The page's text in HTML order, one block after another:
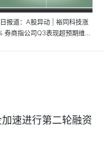
报道：A股异动 | 裕同科技涨
券商指公司Q3表现超预期维持
速进行第二轮融资